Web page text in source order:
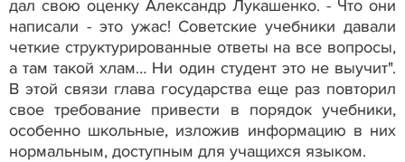
дал свою оценку Александр Лукашенко. - Что они
написали - это ужас! Советские учебники давали
четкие структурированные ответы на все вопросы,
а там такой хлам… Ни один студент это не выучит".
В этой связи глава государства еще раз повторил
свое требование привести в порядок учебники,
особенно школьные, изложив информацию в них
нормальным, доступным для учащихся языком.